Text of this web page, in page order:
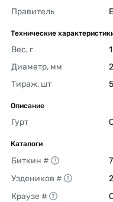
Правитель
Технические
Вес, г
Диаметр, мм
Тираж, шт
Описание
Гурт
Каталоги
Биткин #
Уздеников #
Краузе #